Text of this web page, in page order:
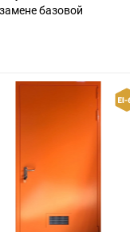
базовой